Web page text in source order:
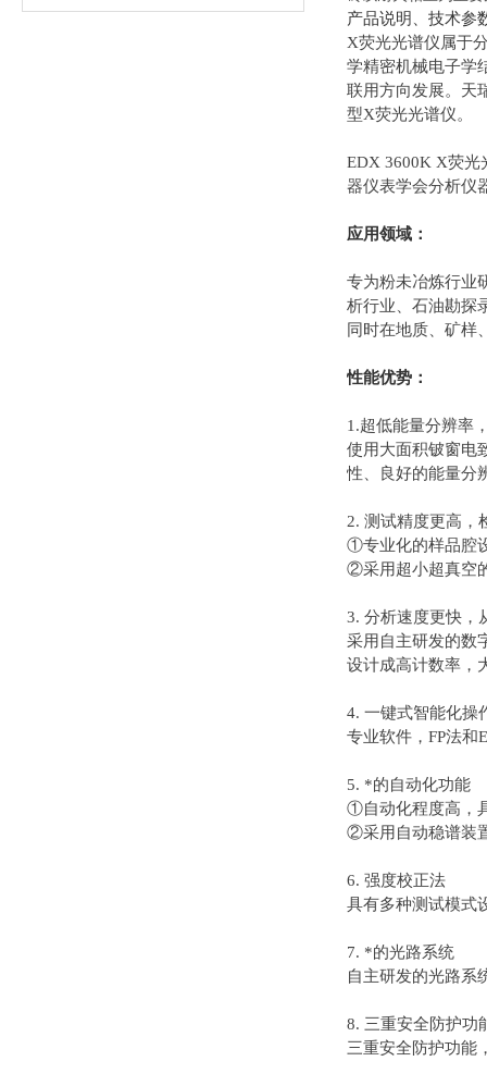
产品说明、技术参
X荧光光谱仪属于
学精密机械电子学
联用方向发展。天
型X荧光光谱仪。
EDX 3600K X荧光
器仪表学会分析仪
应用领域：
专为粉未冶炼行业
析行业、石油勘探
同时在地质、矿样
性能优势：
1.超低能量分辨率
使用大面积铍窗电
性、良好的能量分
2. 测试精度更高，
①专业化的样品腔
②采用超小超真空
3. 分析速度更快，
采用自主研发的数
设计成高计数率，
4. 一键式智能化操
专业软件，FP法和
5. *的自动化功能
①自动化程度高，
②采用自动稳谱装
6. 强度校正法
具有多种测试模式
7. *的光路系统
自主研发的光路系
8. 三重安全防护功
三重安全防护功能